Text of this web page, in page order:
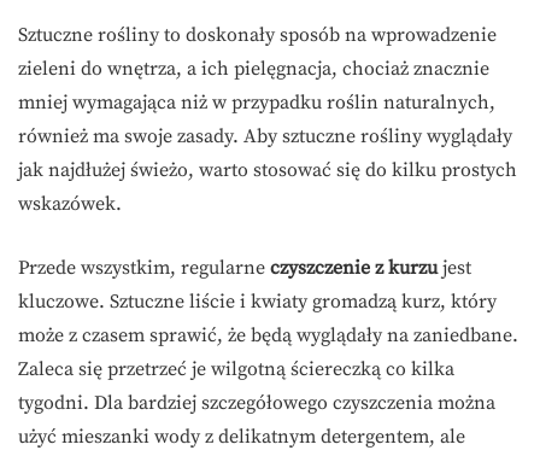
Sztuczne rośliny to doskonały sposób na wprowadzenie
zieleni do wnętrza, a ich pielęgnacja, chociaż znacznie
mniej wymagająca niż w przypadku roślin naturalnych,
również ma swoje zasady. Aby sztuczne rośliny wyglądały
jak najdłużej świeżo, warto stosować się do kilku prostych
wskazówek.
Przede wszystkim, regularne czyszczenie z kurzujest
kluczowe. Sztuczne liście i kwiaty gromadzą kurz, który
może z czasem sprawić, że będą wyglądały na zaniedbane.
Zaleca się przetrzeć je wilgotną ściereczką co kilka
tygodni. Dla bardziej szczegółowego czyszczenia można
użyć mieszanki wody z delikatnym detergentem, ale